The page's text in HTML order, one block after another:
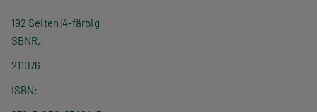
192 Seiten 4-färbig
SBNR.
211076
ISBN